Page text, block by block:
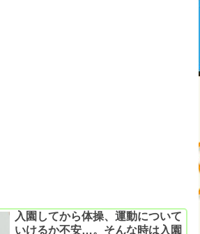
入園してから体操、運動について
いけるか不安…。そんな時は入園